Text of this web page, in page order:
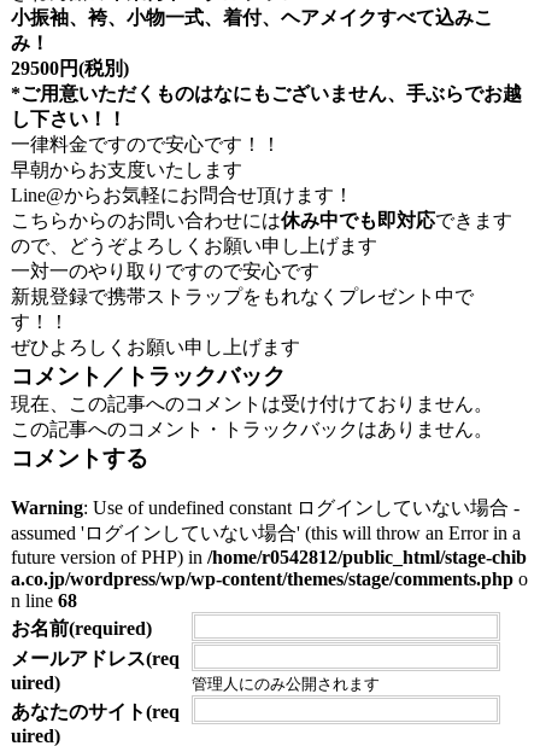
小振袖、袴、小物一式、着付、ヘアメイクすべて込みこ
み！
29500円(税別)
*ご用意いただくものはなにもございません、手ぶらでお越
し下さい！！
一律料金ですので安心です！！
早朝からお支度いたします
Line@からお気軽にお問合せ頂けます！
こちらからのお問い合わせには休み中でも即対応できます
ので、どうぞよろしくお願い申し上げます
一対一のやり取りですので安心です
新規登録で携帯ストラップをもれなくプレゼント中で
す！！
ぜひよろしくお願い申し上げます
コメント／トラックバック
現在、この記事へのコメントは受け付けておりません。
この記事へのコメント・トラックバックはありません。
コメントする
Warning: Use of undefined constant ログインしていない場合 -
assumed 'ログインしていない場合' (this will throw an Error in a
future version of PHP) in /home/r0542812/public_html/stage-chib
a.co.jp/wordpress/wp/wp-content/themes/stage/comments.phpo
n line 68
お名前(required)
メールアドレス(req
uired)
管理人にのみ公開されます
あなたのサイト(req
uired)